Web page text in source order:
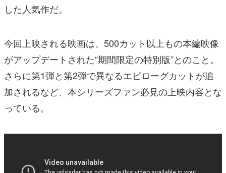
した人気作だ。
今回上映される映画は、500カット以上もの本編映像
がアップデートされた“期間限定の特別版”とのこと。
さらに第1弾と第2弾で異なるエピローグカットが追
加されるなど、本シリーズファン必見の上映内容とな
っている。